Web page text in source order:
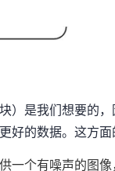
是我们想要的，
好的数据。这方面
一个有噪声的图